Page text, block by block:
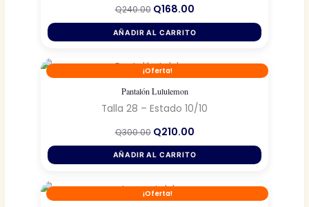
Q240.00 El
original
era:
Q168.00El
actual
es:
AÑADIR AL CARRITO
¡Oferta!
Pantalón Lululemon
Talla 28 – Estado 10/10
Q300.00 El
original
era:
Q210.00El
actual
es:
AÑADIR AL CARRITO
¡Oferta!